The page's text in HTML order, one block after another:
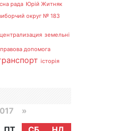
рада Юрій Житняк
округ № 183
земельні
правова допомога
історія
»